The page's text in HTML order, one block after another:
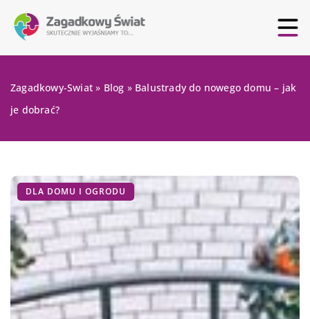
Zagadkowy-Swiat » Blog » Balustrady do nowego domu – jak
je dobrać?
DLA DOMU I OGRODU